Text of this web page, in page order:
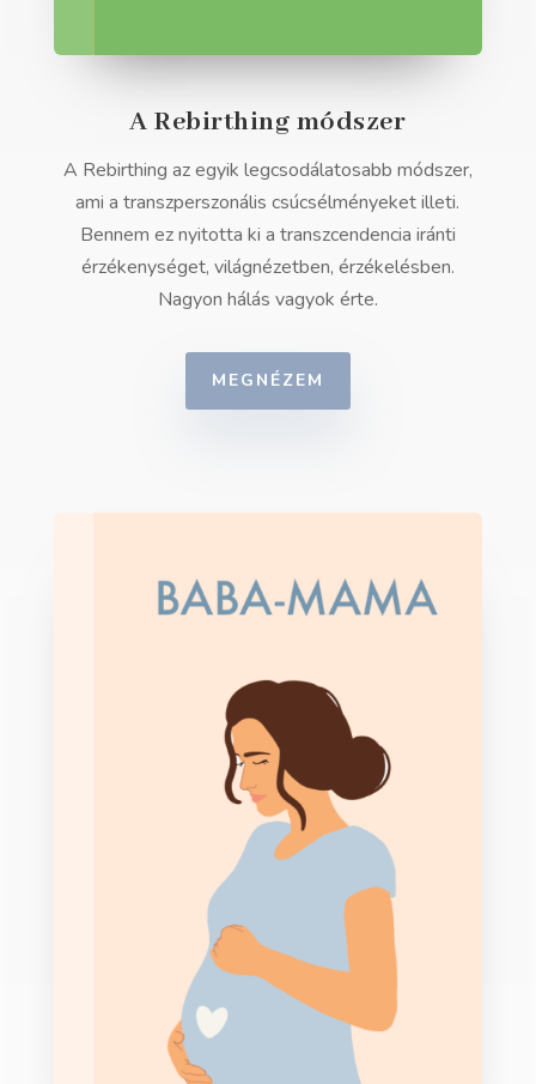
A Rebirthing módszer
A Rebirthing az egyik legcsodálatosabb módszer,
ami a transzperszonális csúcsélményeket illeti.
Bennem ez nyitotta ki a transzcendencia iránti
érzékenységet, világnézetben, érzékelésben.
Nagyon hálás vagyok érte.
MEGNÉZEM